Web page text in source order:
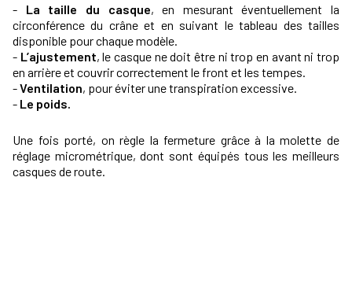
- La taille du casque, en mesurant éventuellement la
circonférence du crâne et en suivant le tableau des tailles
disponible pour chaque modèle.
- L’ajustement, le casque ne doit être ni trop en avant ni trop
en arrière et couvrir correctement le front et les tempes.
-Ventilation, pour éviter une transpiration excessive.
- Le poids.
Une fois porté, on règle la fermeture grâce à la molette de
réglage micrométrique, dont sont équipés tous les meilleurs
casques de route.